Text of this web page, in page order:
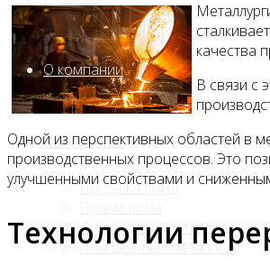
О компании
Лом, металл
Продажа лома
Лом чёрных металлов
Лом цветных металлов
качества
В связи с
Одной из перспективных областей в
производственных процессов. Это
улучшенными свойствами и
Технологии